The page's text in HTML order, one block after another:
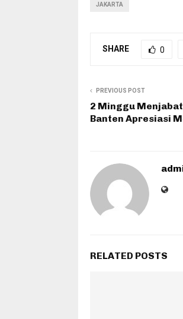
JAKARTA
SHARE 0
PREVIOUS POST
2 Minggu
Banten Apresiasi
RELATED POSTS